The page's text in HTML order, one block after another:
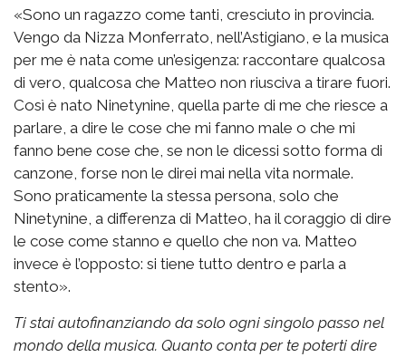
«Sono un ragazzo come tanti, cresciuto in provincia.
Vengo da Nizza Monferrato, nell’Astigiano, e la musica
per me è nata come un’esigenza: raccontare qualcosa
di vero, qualcosa che Matteo non riusciva a tirare fuori.
Così è nato Ninetynine, quella parte di me che riesce a
parlare, a dire le cose che mi fanno male o che mi
fanno bene cose che, se non le dicessi sotto forma di
canzone, forse non le direi mai nella vita normale.
Sono praticamente la stessa persona, solo che
Ninetynine, a differenza di Matteo, ha il coraggio di dire
le cose come stanno e quello che non va. Matteo
invece è l’opposto: si tiene tutto dentro e parla a
stento».
Ti stai autofinanziando da solo ogni singolo passo nel
mondo della musica. Quanto conta per te poterti dire